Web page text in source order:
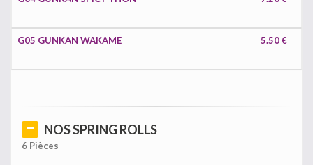
G05 GUNKAN WAKAME 5.50 €
NOS SPRING ROLLS
6 Pièces